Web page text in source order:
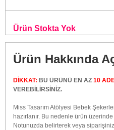
Ürün Stokta Yok
Ürün Hakkında
DİKKAT: BU ÜRÜNÜ EN AZ 10
VEREBİLİRSİNİZ.
Miss Tasarım Atölyesi Bebek
hazırlanır. Bu nedenle ürün
Notunuzda belirterek veya